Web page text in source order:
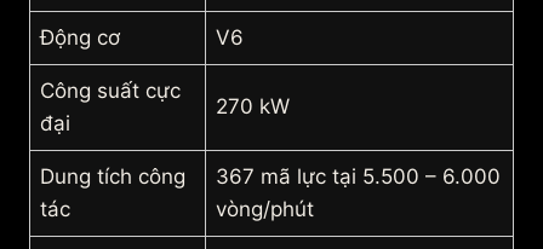
Động cơ V6
Công suất cực
đại
270 kW
Dung tích công
tác
367 mã lực tại 5.500 – 6.000
vòng/phút